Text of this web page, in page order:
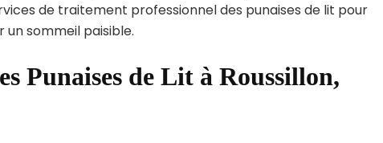
de traitement professionnel des punaises de lit pour
un sommeil paisible.
Punaises de Lit à Roussillon,